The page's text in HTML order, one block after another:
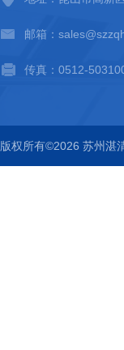
邮箱：
传真：0512-
版权所有©2026 苏州湛